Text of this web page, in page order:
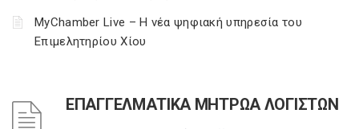
MyChamber Live – Η νέα ψηφιακή υπηρεσία του
Επιμελητηρίου Χίου
ΕΠΑΓΓΕΛΜΑΤΙΚΑ ΜΗΤΡΩΑ ΛΟΓΙΣΤΩΝ